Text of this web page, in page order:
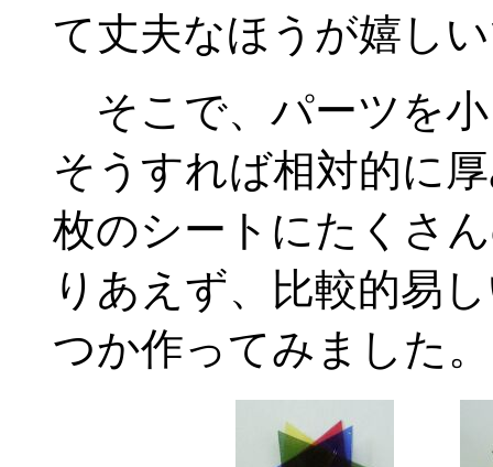
て丈夫なほうが嬉し
そこで、パーツを
そうすれば相対的に
枚のシートにたくさ
りあえず、比較的易
つか作ってみました。